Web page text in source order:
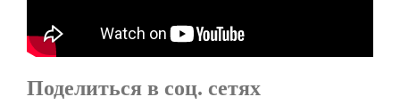
Поделиться в соц. сетях